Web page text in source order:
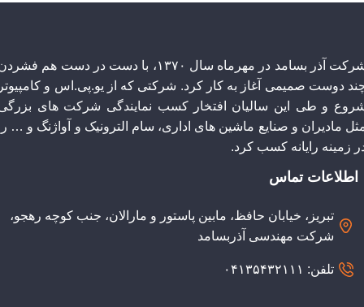
شرکت آذر بسامد در مهرماه سال ۱۳۷۰، با دست در دست هم
دوست صمیمی آغاز به کار کرد. شرکتی که از یو.پی.اس و
و طی این سالیان افتخار کسب نمایندگی شرکت های
مادیران و صنایع ماشین های اداری، سام الترونیک و آواژنگ و …
زمینه رایانه کسب کرد.
اطلاعات تماس
تبریز، خیابان حافظ، مابین پاستور و مارالان، جنب کوچه رهجو،
شرکت مهندسی آذربسامد
تلفن: ۰۴۱۳۵۴۳۲۱۱۱